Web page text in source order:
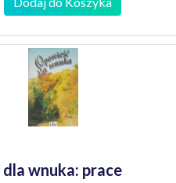
wnuka: prace